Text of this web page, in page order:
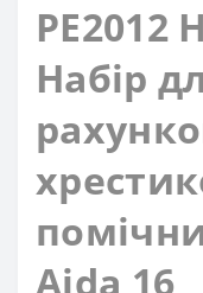
РЕ2012
Набір
Aida 16